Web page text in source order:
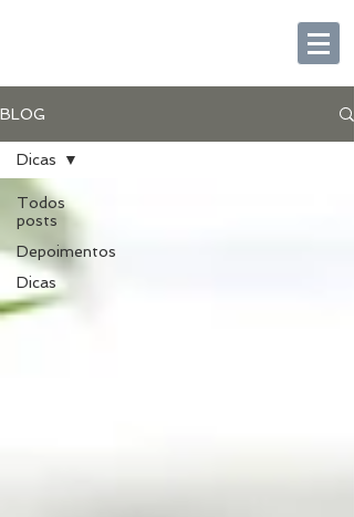
BLOG
Todos
posts
Depoimentos
Dicas
Dicas